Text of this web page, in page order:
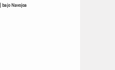
bajoNavojoa